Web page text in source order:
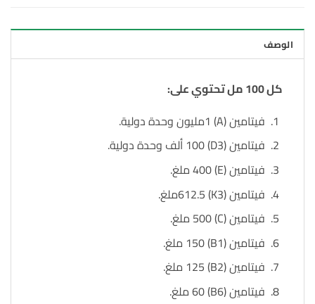
الوصف
كل 100 مل تحتوي على:
فيتامين (A) 1مليون وحدة دولية.
فيتامين (D3) 100 ألف وحدة دولية.
فيتامين (E) 400 ملغ.
فيتامين (K3) 612.5ملغ.
فيتامين (C) 500 ملغ.
فيتامين (B1) 150 ملغ.
فيتامين (B2) 125 ملغ.
فيتامين (B6) 60 ملغ.